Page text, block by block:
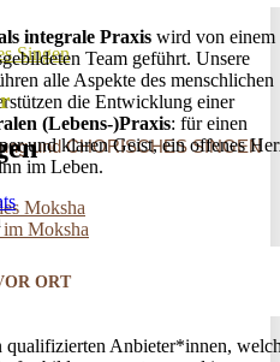
integrale Praxis wird von einem
Team geführt. Unsere
alle Aspekte des menschlichen
die Entwicklung einer
(Lebens-)Praxis: für einen
und klaren Geist, ein offenes
im Leben.
Moksha
Moksha
ORT
qualifizierten Anbieter*innen,
Singen
und CHORISCHES SINGEN